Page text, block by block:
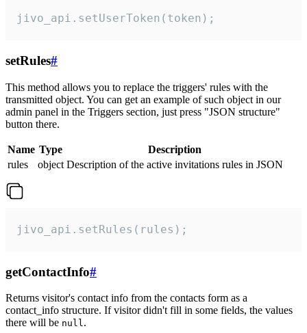
jivo_api.setUserToken(token);
setRules#
This method allows you to replace the triggers' rules with the
transmitted object. You can get an example of such object in our
admin panel in the Triggers section, just press "JSON structure"
button there.
Name Type
Description
rules
object Description of the active invitations rules in JSON
jivo_api.setRules(rules);
getContactInfo#
Returns visitor's contact info from the contacts form as a
contact_info structure. If visitor didn't fill in some fields, the values
there will be null.